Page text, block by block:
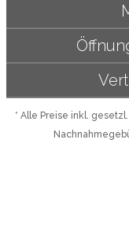
* Alle Preise inkl.